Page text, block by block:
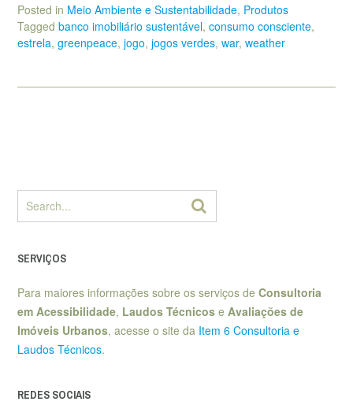
Posted in Meio Ambiente e Sustentabilidade, Produtos
Tagged banco imobiliário sustentável, consumo consciente,
estrela, greenpeace, jogo, jogos verdes, war, weather
SERVIÇOS
Para maiores informações sobre os serviços de Consultoria
em Acessibilidade, Laudos Técnicos e Avaliações de
Imóveis Urbanos, acesse o site da Item 6 Consultoria e
Laudos Técnicos.
REDES SOCIAIS